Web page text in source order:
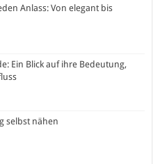
Anlass: Von elegant bis
Ein Blick auf ihre Bedeutung,
selbst nähen